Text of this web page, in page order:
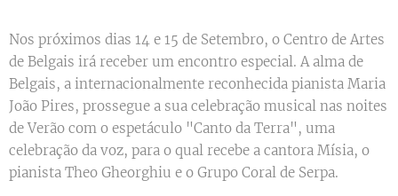
Nos próximos dias 14 e 15 de Setembro, o Centro de Artes
de Belgais irá receber um encontro especial. A alma de
Belgais, a internacionalmente reconhecida pianista Maria
João Pires, prossegue a sua celebração musical nas noites
de Verão com o espetáculo "Canto da Terra", uma
celebração da voz, para o qual recebe a cantora Mísia, o
pianista Theo Gheorghiu e o Grupo Coral de Serpa.